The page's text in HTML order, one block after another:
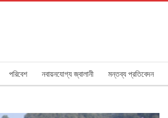
পরিবেশ নবায়নযোগ্য জ্বালানী মন্তব্য প্রতিবেদন